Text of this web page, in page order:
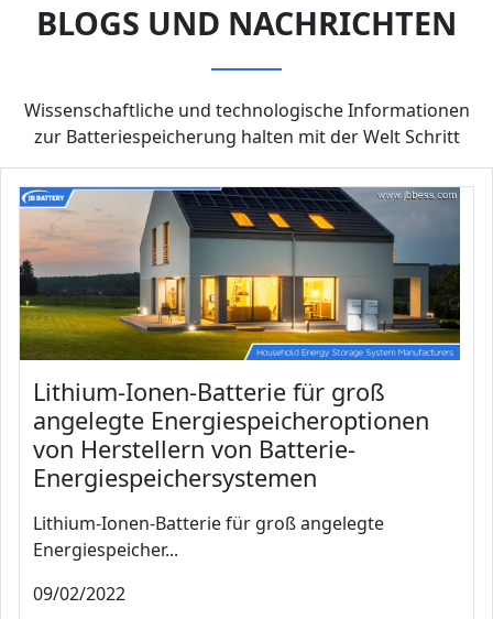
BLOGS UND NACHRICHTEN
Wissenschaftliche und technologische Informationen
zur Batteriespeicherung halten mit der Welt Schritt
Lithium-Ionen-Batterie für groß
angelegte Energiespeicheroptionen
von Herstellern von Batterie-
Energiespeichersystemen
Lithium-Ionen-Batterie für groß angelegte
Energiespeicher...
09/02/2022